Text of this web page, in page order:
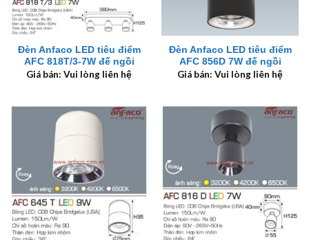
Đèn Anfaco LED tiêu điểm
AFC 818T/3-7W đế ngồi
Giá bán: Vui lòng liên hệ
Đèn Anfaco LED tiêu điểm
AFC 856D 7W đế ngồi
Giá bán: Vui lòng liên hệ